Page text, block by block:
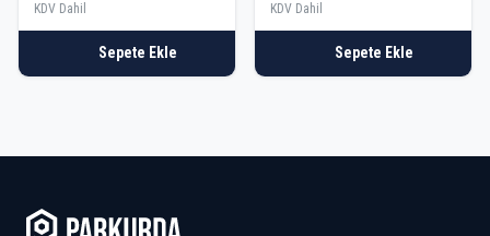
KDV Dahil
Sepete Ekle
KDV Dahil
Sepete Ekle